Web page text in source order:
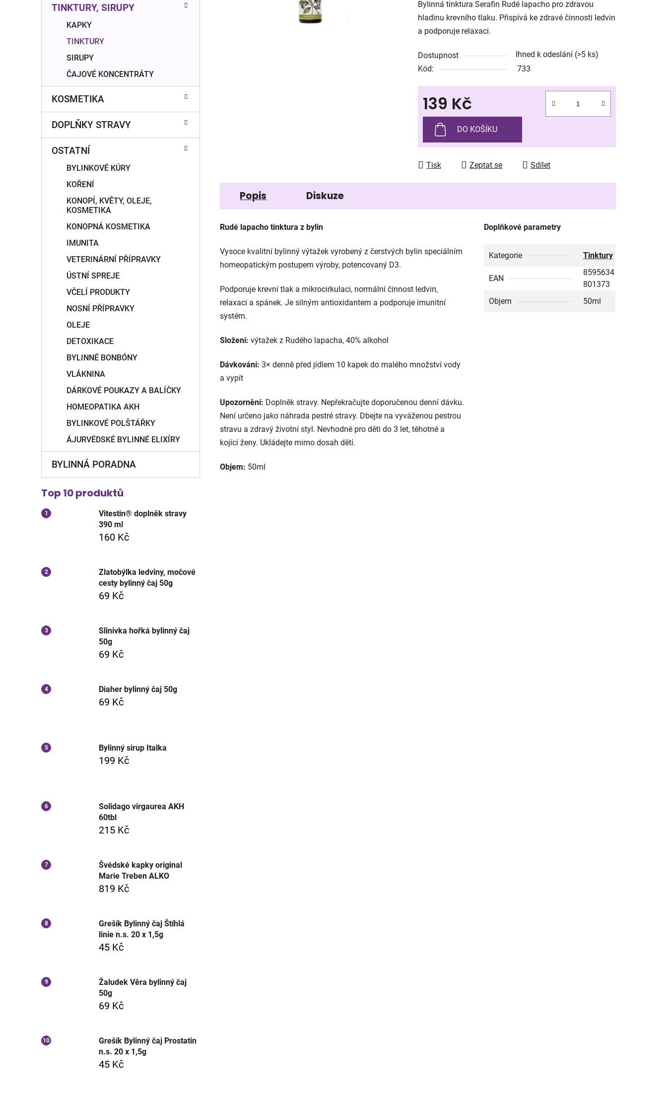
TINKTURY, SIRUPY
KAPKY
TINKTURY
SIRUPY
ČAJOVÉ KONCENTRÁTY
KOSMETIKA
DOPLŇKY STRAVY
OSTATNÍ
BYLINKOVÉ KÚRY
KOŘENÍ
KONOPÍ, KVĚTY, OLEJE,
KOSMETIKA
KONOPNÁ KOSMETIKA
IMUNITA
VETERINÁRNÍ PŘÍPRAVKY
ÚSTNÍ SPREJE
VČELÍ PRODUKTY
NOSNÍ PŘÍPRAVKY
OLEJE
DETOXIKACE
BYLINNÉ BONBÓNY
VLÁKNINA
DÁRKOVÉ POUKAZY A BALÍČKY
HOMEOPATIKA AKH
BYLINKOVÉ POLŠTÁŘKY
ÁJURVÉDSKÉ BYLINNÉ ELIXÍRY
BYLINNÁ PORADNA
Top 10 produktů
Vitestin® doplněk stravy
390 ml
160 Kč
Zlatobýlka ledviny, močové
cesty bylinný čaj 50g
69 Kč
Slinivka hořká bylinný čaj
50g
69 Kč
Diaher bylinný čaj 50g
69 Kč
Bylinný sirup Italka
199 Kč
Solidago virgaurea AKH
60tbl
215 Kč
Švédské kapky original
Marie Treben ALKO
819 Kč
Grešík Bylinný čaj Štíhlá
linie n.s. 20 x 1,5g
45 Kč
Žaludek Věra bylinný čaj
50g
69 Kč
Grešík Bylinný čaj Prostatin
n.s. 20 x 1,5g
45 Kč
je
0,0
z
hvězdiček.
Bylinná tinktura Serafin Rudé lapacho pro zdravou
hladinu krevního tlaku. Přispívá ke zdravé činnosti ledvin
a podporuje relaxaci.
Dostupnost Ihned k odeslání (>5 ks)
Kód:
733
139 Kč
Měrná cena:
DO KOŠÍKU
Tisk Zeptat se Sdílet
Popis Diskuze
Rudé lapacho tinktura z bylin
Vysoce kvalitní bylinný výtažek vyrobený z čerstvých bylin speciálním
homeopatickým postupem výroby, potencovaný D3.
Podporuje krevní tlak a mikrocirkulaci, normální činnost ledvin,
relaxaci a spánek. Je silným antioxidantem a podporuje imunitní
systém.
Složení: výtažek z Rudého lapacha, 40% alkohol
Dávkování: 3× denně před jídlem 10 kapek do malého množství vody
a vypít
Upozornění: Doplněk stravy. Nepřekračujte doporučenou denní dávku.
Není určeno jako náhrada pestré stravy. Dbejte na vyváženou pestrou
stravu a zdravý životní styl. Nevhodné pro děti do 3 let, těhotné a
kojící ženy. Ukládejte mimo dosah dětí.
Objem: 50ml
Doplňkové parametry
Kategorie Tinktury
EAN
8595634
801373
Objem
50ml